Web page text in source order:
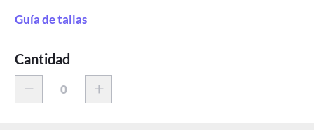
Guía de tallas
Cantidad